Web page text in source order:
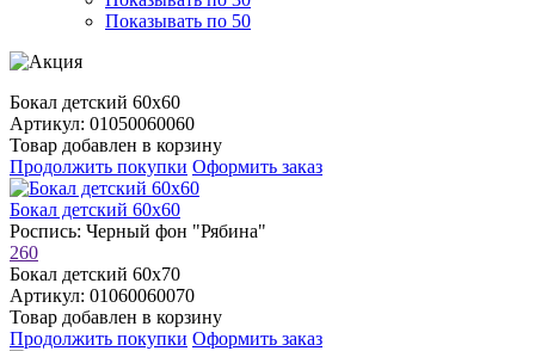
Показывать по 50
Бокал детский 60х60
Артикул: 01050060060
Товар добавлен в корзину
Продолжить покупки Оформить заказ
Бокал детский 60х60
Роспись: Черный фон "Рябина"
260
Бокал детский 60х70
Артикул: 01060060070
Товар добавлен в корзину
Продолжить покупки Оформить заказ